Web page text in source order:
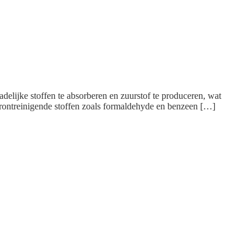
stoffen te absorberen en zuurstof te produceren, wat
stoffen zoals formaldehyde en benzeen […]